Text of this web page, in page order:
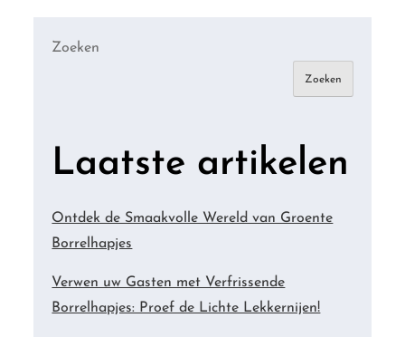
Zoeken
Zoeken
Laatste artikelen
Ontdek de Smaakvolle Wereld van Groente
Borrelhapjes
Verwen uw Gasten met Verfrissende
Borrelhapjes: Proef de Lichte Lekkernijen!